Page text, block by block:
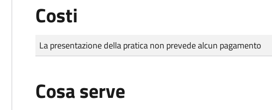
Costi
Tipo di pagamento
Importo
La presentazione della pratica non prevede alcun pagamento
Cosa serve